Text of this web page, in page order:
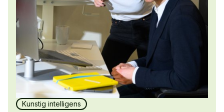
Kunstig intelligens